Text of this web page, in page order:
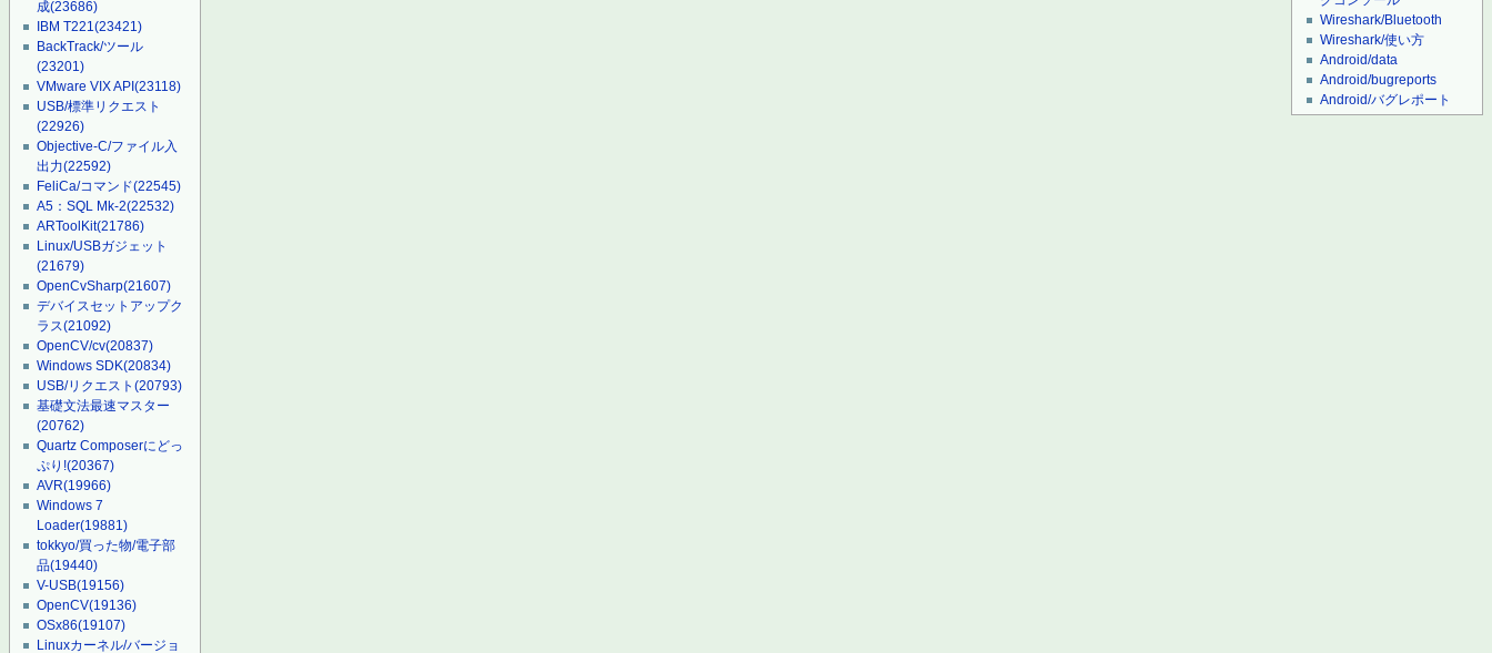
成(23686)
IBM T221(23421)
BackTrack/ツール
(23201)
VMware VIX API(23118)
USB/標準リクエスト
(22926)
Objective-C/ファイル入
出力(22592)
FeliCa/コマンド(22545)
A5：SQL Mk-2(22532)
ARToolKit(21786)
Linux/USBガジェット
(21679)
OpenCvSharp(21607)
デバイスセットアップク
ラス(21092)
OpenCV/cv(20837)
Windows SDK(20834)
USB/リクエスト(20793)
基礎文法最速マスター
(20762)
Quartz Composerにどっ
ぷり!(20367)
AVR(19966)
Windows 7
Loader(19881)
tokkyo/買った物/電子部
品(19440)
V-USB(19156)
OpenCV(19136)
OSx86(19107)
Linuxカーネル/バージョ
Wireshark/Bluetooth
Wireshark/使い方
Android/data
Android/bugreports
Android/バグレポート